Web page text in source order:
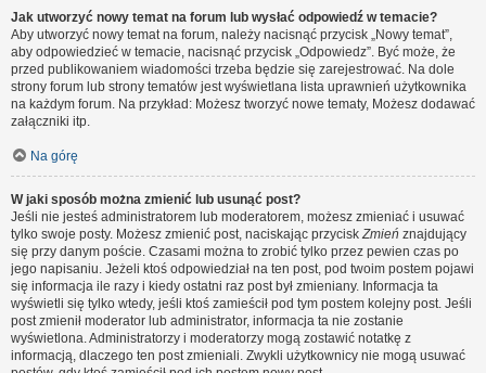
Jak utworzyć nowy temat na forum lub wysłać odpowiedź w temacie?
Aby utworzyć nowy temat na forum, należy nacisnąć przycisk „Nowy temat”,
aby odpowiedzieć w temacie, nacisnąć przycisk „Odpowiedz”. Być może, że
przed publikowaniem wiadomości trzeba będzie się zarejestrować. Na dole
strony forum lub strony tematów jest wyświetlana lista uprawnień użytkownika
na każdym forum. Na przykład: Możesz tworzyć nowe tematy, Możesz dodawać
załączniki itp.
Na górę
W jaki sposób można zmienić lub usunąć post?
Jeśli nie jesteś administratorem lub moderatorem, możesz zmieniać i usuwać
tylko swoje posty. Możesz zmienić post, naciskając przyciskZmień znajdujący
się przy danym poście. Czasami można to zrobić tylko przez pewien czas po
jego napisaniu. Jeżeli ktoś odpowiedział na ten post, pod twoim postem pojawi
się informacja ile razy i kiedy ostatni raz post był zmieniany. Informacja ta
wyświetli się tylko wtedy, jeśli ktoś zamieścił pod tym postem kolejny post. Jeśli
post zmienił moderator lub administrator, informacja ta nie zostanie
wyświetlona. Administratorzy i moderatorzy mogą zostawić notatkę z
informacją, dlaczego ten post zmieniali. Zwykli użytkownicy nie mogą usuwać